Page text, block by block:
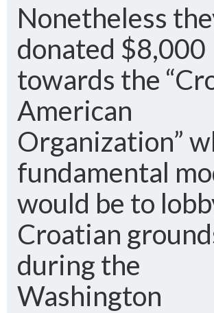
Nonetheless
donated $8,000
towards the
American
Organization”
fundamental
would be to
Croatian
during the
Washington